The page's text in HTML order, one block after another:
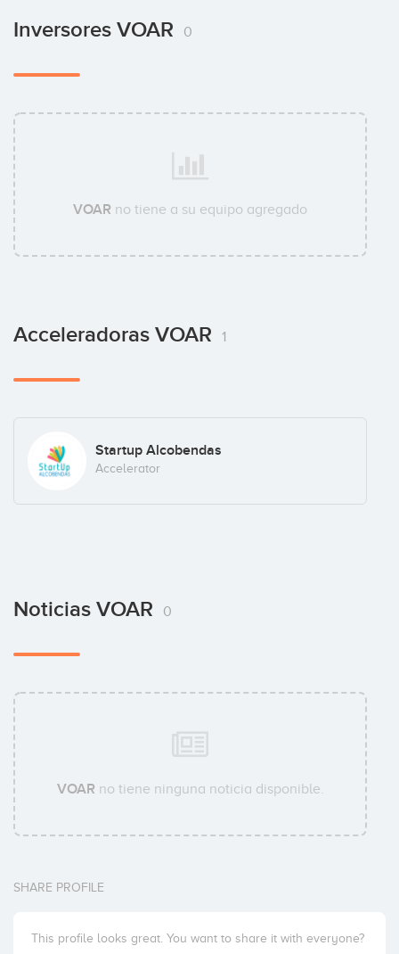
Inversores VOAR 0
VOAR no tiene a su equipo agregado
Acceleradoras VOAR 1
Startup Alcobendas
Accelerator
Noticias VOAR 0
VOAR no tiene ninguna noticia disponible.
SHARE PROFILE
This profile looks great. You want to share it with everyone?